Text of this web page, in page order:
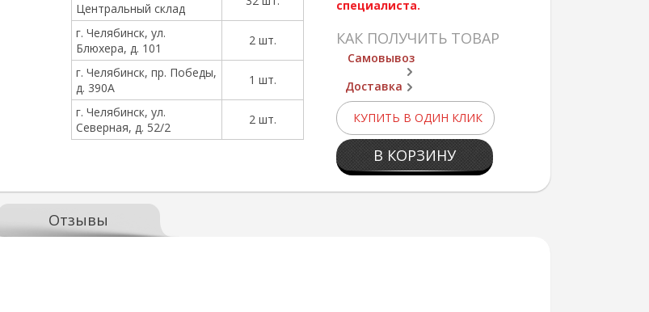
специалиста.
КАК ПОЛУЧИТЬ ТОВАР
Самовывоз
Доставка
КУПИТЬ В ОДИН КЛИК
В КОРЗИНУ
Центральный склад
г. Челябинск, ул.
Блюхера, д. 101
2 шт.
г. Челябинск, пр. Победы,
д. 390А
1 шт.
г. Челябинск, ул.
Северная, д. 52/2
2 шт.
Отзывы